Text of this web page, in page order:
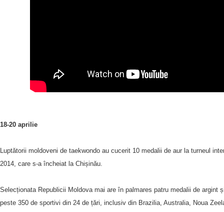
18-20 aprilie
Luptătorii moldoveni de taekwondo au cucerit 10 medalii de aur la turneul
2014, care s-a încheiat la Chișinău.
Selecționata Republicii Moldova mai are în palmares patru medalii de argint
peste 350 de sportivi din 24 de țări, inclusiv din Brazilia, Australia, Noua